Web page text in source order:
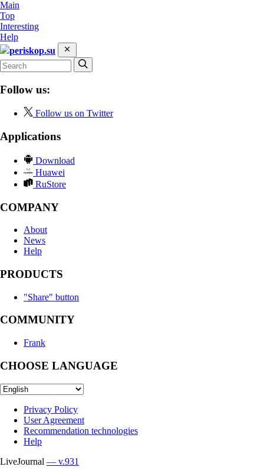
Main
Top
Interesting
Help
periskop.su
Follow us:
Follow us on Twitter
Applications
Download
Huawei
RuStore
COMPANY
About
News
Help
PRODUCTS
"Share" button
COMMUNITY
Frank
CHOOSE LANGUAGE
Privacy Policy
User Agreement
Recommendation technologies
Help
LiveJournal — v.931